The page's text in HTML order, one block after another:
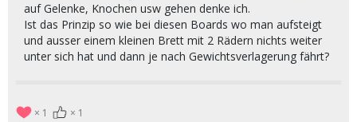
auf Gelenke, Knochen usw gehen denke ich.
Ist das Prinzip so wie bei diesen Boards wo man aufsteigt
und ausser einem kleinen Brett mit 2 Rädern nichts weiter
unter sich hat und dann je nach Gewichtsverlagerung fährt?
1 1